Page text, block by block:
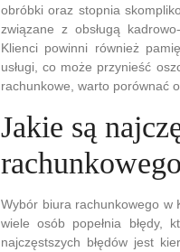
obróbki oraz stopnia
związane z obsługą
Klienci powinni również
usługi, co może przynieść
rachunkowe, warto porównać
Jakie są
Wybór biura rachunkowego w
wiele osób popełnia błędy,
najczęstszych błędów jest